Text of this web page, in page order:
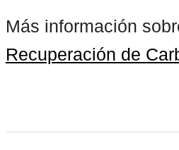
Más información
Recuperación de